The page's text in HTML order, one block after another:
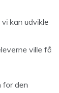
kan udvikle
ville få
for den